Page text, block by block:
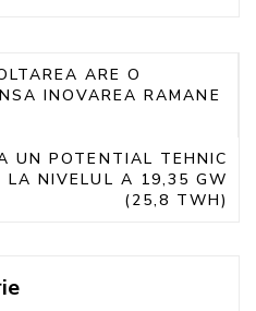
ARE O
INOVAREA RAMANE
UN POTENTIAL TEHNIC
LA NIVELUL A 19,35 GW
(25,8 TWH)